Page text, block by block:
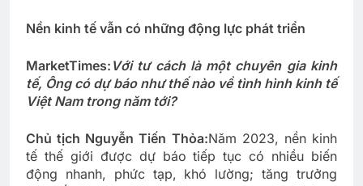
Nền kinh tế vẫn có những động lực phát triển
MarketTimes: Với tư cách là một chuyên gia kinh
tế, Ông có dự báo như thế nào về tình hình kinh tế
Việt Nam trong năm tới?
Chủ tịch Nguyễn Tiến Thỏa:Năm 2023, nền kinh
tế thế giới được dự báo tiếp tục có nhiều biến
động nhanh, phức tạp, khó lường; tăng trưởng